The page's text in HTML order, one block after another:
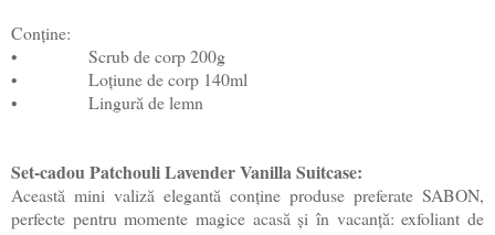
Conține:
•
Scrub de corp 200g
•
Loțiune de corp 140ml
•
Lingură de lemn
Set-cadou Patchouli Lavender Vanilla Suitcase:
Această mini valiză elegantă conține produse preferate SABON,
perfecte pentru momente magice acasă și în vacanță: exfoliant de